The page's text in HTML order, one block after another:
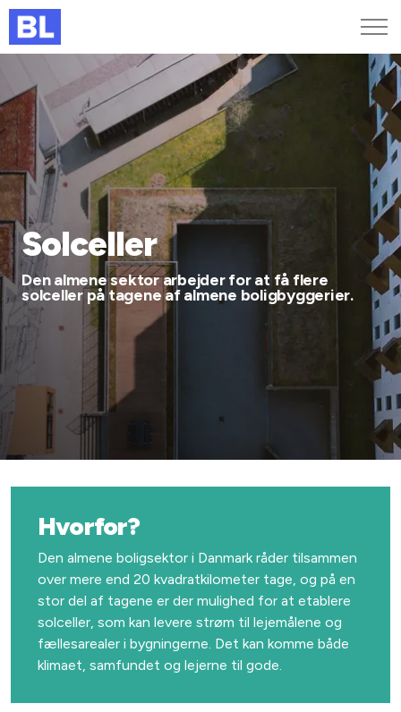
Genveje
Find medarbejder
Kurser og arrangementer
Jobportalen
MitBL
Solceller
Den almene sektor arbejder for at få flere
solceller på tagene af almene boligbyggerier.
Hvorfor?
Den almene boligsektor i Danmark råder tilsammen
over mere end 20 kvadratkilometer tage, og på en
stor del af tagene er der mulighed for at etablere
solceller, som kan levere strøm til lejemålene og
fællesarealer i bygningerne. Det kan komme både
klimaet, samfundet og lejerne til gode.